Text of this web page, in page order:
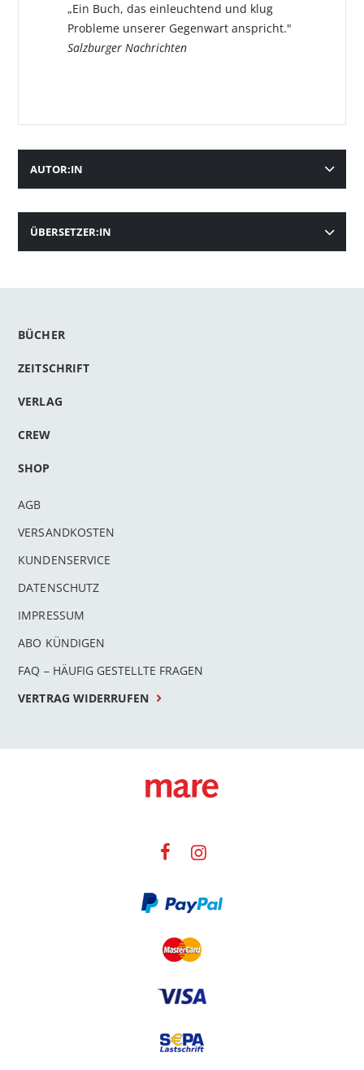
„Ein Buch, das einleuchtend und klug
Probleme unserer Gegenwart anspricht."
Salzburger Nachrichten
AUTOR:IN
ÜBERSETZER:IN
BÜCHER
ZEITSCHRIFT
VERLAG
CREW
SHOP
AGB
VERSANDKOSTEN
KUNDENSERVICE
DATENSCHUTZ
IMPRESSUM
ABO KÜNDIGEN
FAQ – HÄUFIG GESTELLTE FRAGEN
VERTRAG WIDERRUFEN